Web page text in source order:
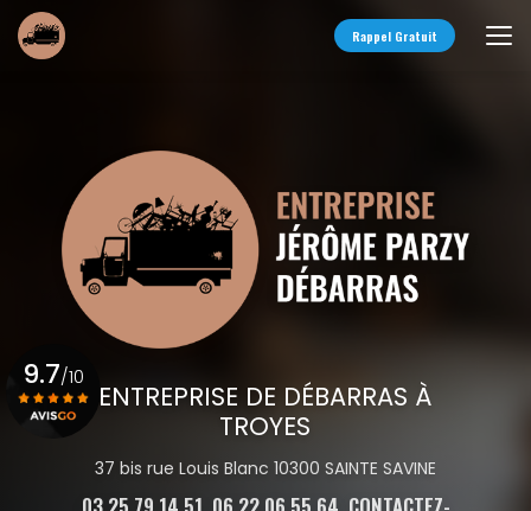
Aller
au
contenu
Rappel Gratuit
ENTREPRISE DE DÉBARRAS À
TROYES
37 bis rue Louis Blanc 10300 SAINTE SAVINE
9.7/10